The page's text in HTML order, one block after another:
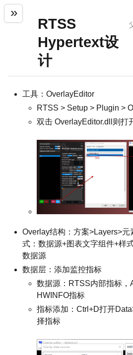
RTSS
Hypertext设
计
工具：OverlayEditor
RTSS > Setup > Plugin >
双击 OverlayEditor.dll则打
Overlay结构：方案>Layers>元
式：数据源+图表文字组件+样
数据源
数据层：添加监控指标
数据源：RTSS内部指标，
HWINFO指标
指标添加：Ctrl+D打开
择指标